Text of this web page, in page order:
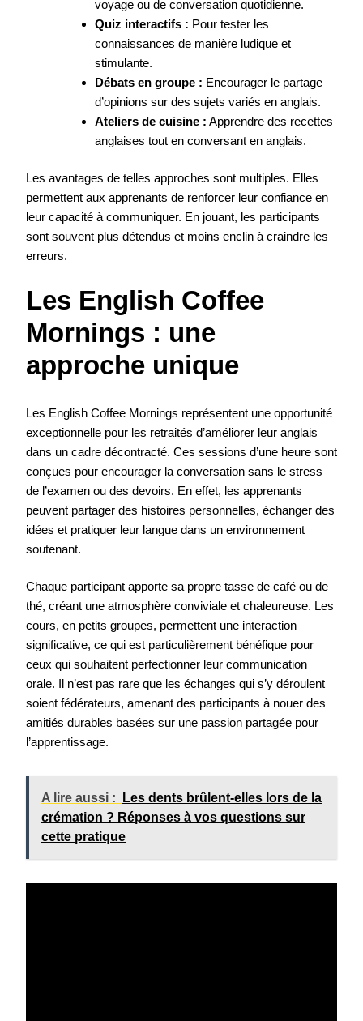
voyage ou de conversation quotidienne.
Quiz interactifs : Pour tester les
connaissances de manière ludique et
stimulante.
Débats en groupe : Encourager le partage
d’opinions sur des sujets variés en anglais.
Ateliers de cuisine : Apprendre des recettes
anglaises tout en conversant en anglais.
Les avantages de telles approches sont multiples. Elles
permettent aux apprenants de renforcer leur confiance en
leur capacité à communiquer. En jouant, les participants
sont souvent plus détendus et moins enclin à craindre les
erreurs.
Les English Coffee
Mornings : une
approche unique
Les English Coffee Mornings représentent une opportunité
exceptionnelle pour les retraités d’améliorer leur anglais
dans un cadre décontracté. Ces sessions d’une heure sont
conçues pour encourager la conversation sans le stress
de l’examen ou des devoirs. En effet, les apprenants
peuvent partager des histoires personnelles, échanger des
idées et pratiquer leur langue dans un environnement
soutenant.
Chaque participant apporte sa propre tasse de café ou de
thé, créant une atmosphère conviviale et chaleureuse. Les
cours, en petits groupes, permettent une interaction
significative, ce qui est particulièrement bénéfique pour
ceux qui souhaitent perfectionner leur communication
orale. Il n’est pas rare que les échanges qui s’y déroulent
soient fédérateurs, amenant des participants à nouer des
amitiés durables basées sur une passion partagée pour
l’apprentissage.
A lire aussi :
Les dents brûlent-elles lors de la
crémation ? Réponses à vos questions sur
cette pratique